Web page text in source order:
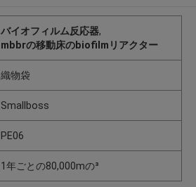
バイオフィルム反応器,
mbbrの移動床のbiofilmリアクター
織物袋
Smallboss
PE06
1年ごとの80,000mの³